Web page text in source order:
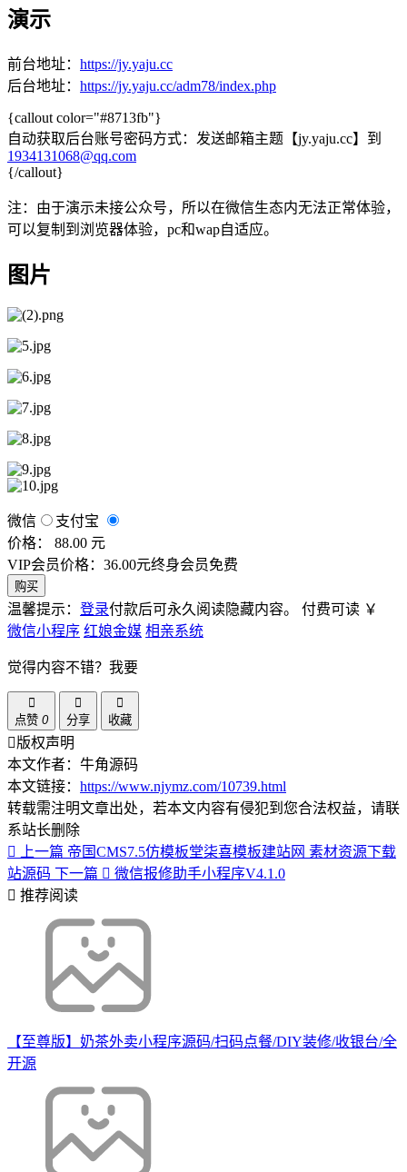
演示
前台地址： https://jy.yaju.cc
后台地址： https://jy.yaju.cc/adm78/index.php
{callout color="#8713fb"}
自动获取后台账号密码方式：发送邮箱主题【jy.yaju.cc】到
1934131068@qq.com
{/callout}
注：由于演示未接公众号，所以在微信生态内无法正常体验，
可以复制到浏览器体验，pc和wap自适应。
图片
微信
支付宝
价格： 88.00 元
VIP会员价格：36.00元终身会员免费
购买
温馨提示： 登录付款后可永久阅读隐藏内容。 付费可读 ￥
微信小程序 红娘金媒 相亲系统
觉得内容不错？我要
点赞 0 分享 收藏
版权声明
本文作者：牛角源码
本文链接： https://www.njymz.com/10739.html
转载需注明文章出处，若本文内容有侵犯到您合法权益，请联
系站长删除
上一篇 帝国CMS7.5仿模板堂柒喜模板建站网 素材资源下载
站源码 下一篇
微信报修助手小程序V4.1.0
推荐阅读
【至尊版】奶茶外卖小程序源码/扫码点餐/DIY装修/收银台/全
开源